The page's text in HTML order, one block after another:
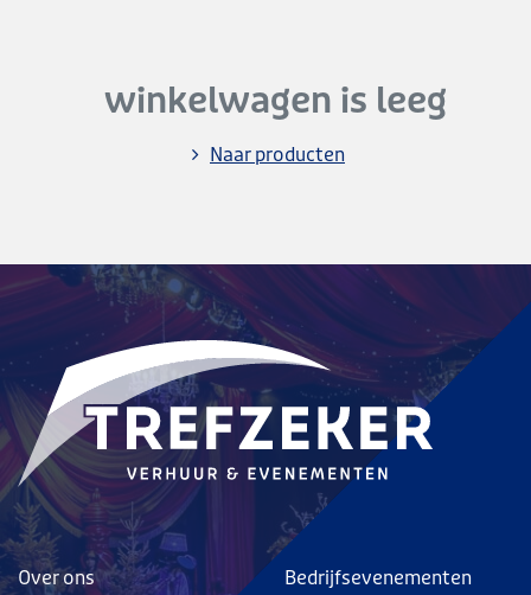
winkelwagen is leeg
Naar producten
Over ons
Bedrijfsevenementen